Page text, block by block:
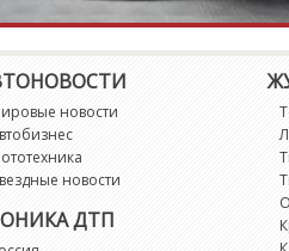
новости
новости
ДТП